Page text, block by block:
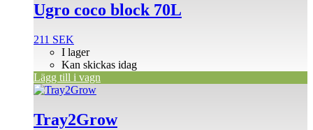
Ugro coco block 70L
211 SEK
I lager
Kan skickas idag
Lägg till i vagn
Tray2Grow